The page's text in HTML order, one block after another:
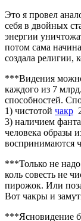
Это я провел
себя в двойных
энергии
потом сама
создала религии,
***Видения можно
каждого из 7
способностей.
1) чистотой чакр
3) наличием
человека образы
воспринимаются
***Только не
коль совесть не
пирожок. Или
Вот чакры и
***Ясновидение